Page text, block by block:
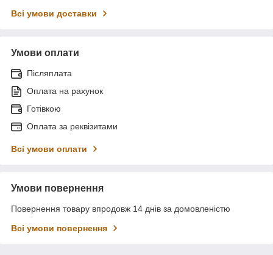
Всі умови доставки
Умови оплати
Післяплата
Оплата на рахунок
Готівкою
Оплата за реквізитами
Всі умови оплати
Умови повернення
Повернення товару впродовж 14 днів за домовленістю
Всі умови повернення